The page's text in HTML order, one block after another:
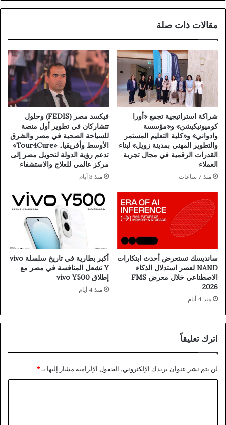
مقالات ذات صلة
شراكة استراتيجية تجمع «أورا
كوميونيكيشن» و«مؤسسة
وادواني» و«كلية التعليم المستمر
والتطوير المهني بمدينة زويل» لبناء
القدرات الرقمية في مجال تجربة
العملاء
منذ 7 ساعات
فيكسد مصر (FEDIS) وحلول
تتشاركان في تطوير أول منصة
للسياحة الصحية في مصر والشرق
الأوسط وأفريقيا.. «Tour4Cure»
تدعم رؤية الدولة لتحويل مصر إلى
مركز عالمي للعلاج والاستشفاء
منذ 3 أيام
سانديسك تستعرض أحدث ابتكارات
NAND لعصر استدلال الذكاء
الاصطناعي خلال معرض FMS
2026
منذ 4 أيام
أكبر بطارية في تاريخ سلسلة vivo
Y تشعل المنافسة في مصر مع
إطلاق vivo Y500
منذ 4 أيام
اترك تعليقاً
لن يتم نشر عنوان بريدك الإلكتروني. الحقول الإلزامية مشار إليها بـ*